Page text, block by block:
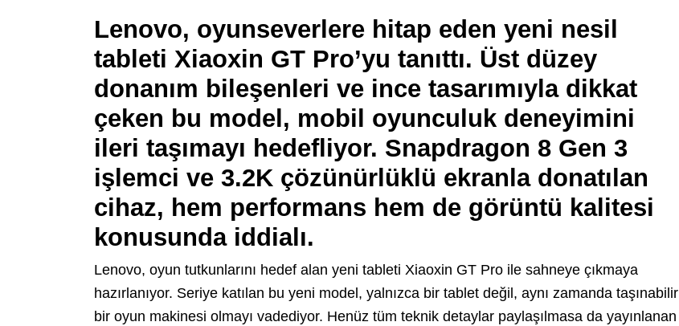
Lenovo, oyunseverlere hitap eden yeni nesil
tableti Xiaoxin GT Pro’yu tanıttı. Üst düzey
donanım bileşenleri ve ince tasarımıyla dikkat
çeken bu model, mobil oyunculuk deneyimini
ileri taşımayı hedefliyor. Snapdragon 8 Gen 3
işlemci ve 3.2K çözünürlüklü ekranla donatılan
cihaz, hem performans hem de görüntü kalitesi
konusunda iddialı.
Lenovo, oyun tutkunlarını hedef alan yeni tableti Xiaoxin GT Pro ile sahneye çıkmaya
hazırlanıyor. Seriye katılan bu yeni model, yalnızca bir tablet değil, aynı zamanda taşınabilir
bir oyun makinesi olmayı vadediyor. Henüz tüm teknik detaylar paylaşılmasa da yayınlanan